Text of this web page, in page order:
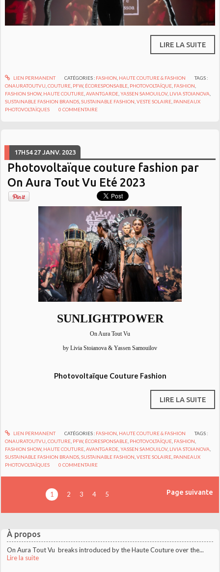
À propos
On Aura Tout Vu breaks introduced by the Haute Couture over the...
Lire la suite
LIRE LA SUITE
LIEN PERMANENT CATÉGORIES : FASHION, HAUTE COUTURE & FASHION
TAGS :
ONAURATOUTVU,COUTURE, PFW, ÉCORESPONSABLE, PHOTOVOLTAÏQUE, FASHION,
FASHION SHOW, HAUTE COUTURE,AVANTGARDE,YASSEN SAMOUILOV, LIVIA STOIANOVA,
SUSTAINABLE FASHION BRANDS,SUSTAINABLE FASHION,VESTE SOLAIRE, PANNEAUX
PHOTOVOLTAÏQUES
0 COMMENTAIRE
17H54 27 JANV. 2023
Photovoltaïque couture fashion par
On Aura Tout Vu Eté 2023
SUNLIGHTPOWER
On Aura Tout Vu
by Livia Stoianova & Yassen Samouilov
Photovoltaïque Couture Fashion
LIRE LA SUITE
LIEN PERMANENT CATÉGORIES : FASHION HAUTE COUTURE & FASHION
TAGS :
ONAURATOUTVU ,COUTURE PFW, ÉCORESPONSABLE PHOTOVOLTAÏQUE FASHION
FASHION SHOW, HAUTE COUTURE ,AVANTGARDE ,YASSEN SAMOUILOV, LIVIA STOIANOVA
SUSTAINABLE FASHION BRANDS ,SUSTAINABLE FASHION ,VESTE SOLAIRE PANNEAUX
PHOTOVOLTAÏQUES
0 COMMENTAIRE
1 2 3 4 5 Page suivante